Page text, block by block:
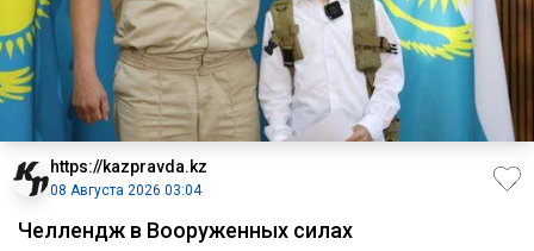
https://kazpravda.kz
08 Августа 2026 03:04
Челлендж в Вооруженных силах